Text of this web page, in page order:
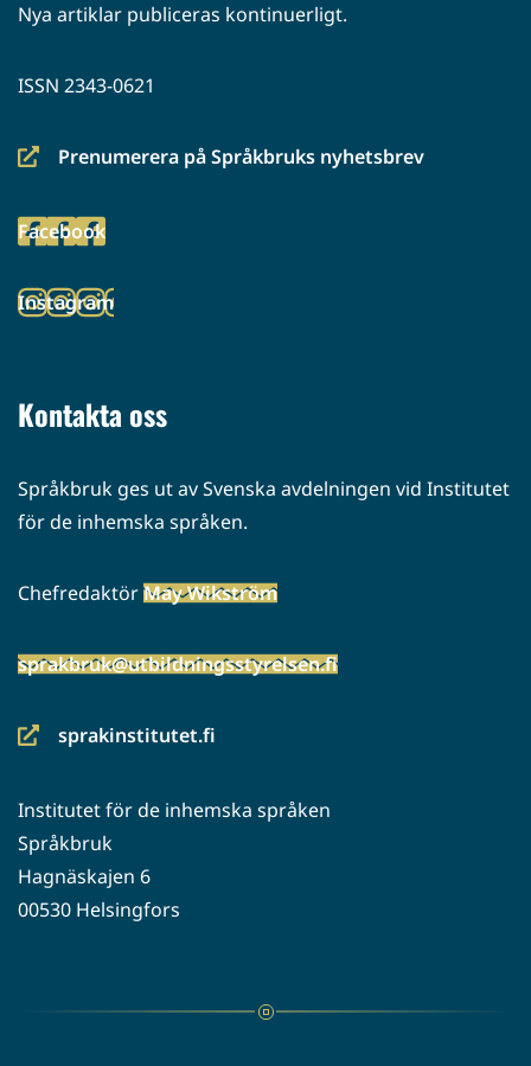
Nya artiklar publiceras kontinuerligt.
ISSN 2343-0621
Prenumerera på Språkbruks nyhetsbrev
(siirryt
palveluun)
Facebook
(siirryt
palveluun)
Instagram
(siirryt
Kontakta oss
Språkbruk ges ut av Svenska avdelningen vid Institutet
för de inhemska språken.
ChefredaktörMay Wikström
sprakbruk@utbildningsstyrelsen.fi
sprakinstitutet.fi
(siirryt
palveluun)
Institutet för de inhemska språken
Språkbruk
Hagnäskajen 6
00530 Helsingfors